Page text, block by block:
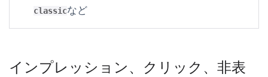
classicなど
インプレッション、クリック、非表